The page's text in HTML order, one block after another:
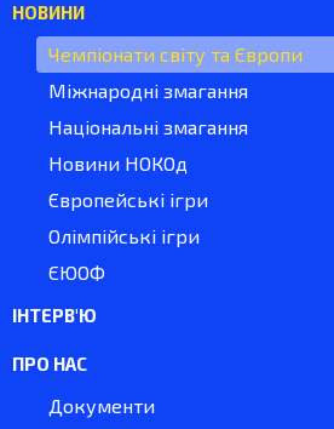
НОВИНИ
Чемпіонати світу та Європи
Міжнародні змагання
Національні змагання
Новини НОКОд
Європейські ігри
Олімпійські ігри
ЄЮОФ
ІНТЕРВ'Ю
ПРО НАС
Документи